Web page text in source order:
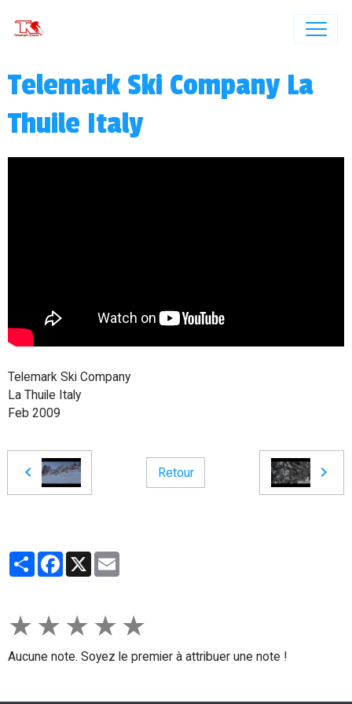
Telemark Ski Company La
Thuile Italy
Telemark Ski Company
La Thuile Italy
Feb 2009
Retour
PartagerFacebook
X
★ ★ ★ ★ ★
Aucune note. Soyez le premier à attribuer une note !